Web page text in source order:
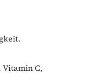
Vitamin C,